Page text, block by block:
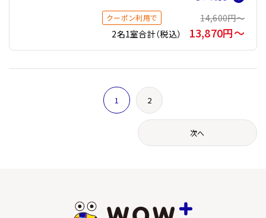
クーポン利用で
14,600円〜
2名1室合計（税込）
13,870円〜
1 2
次へ